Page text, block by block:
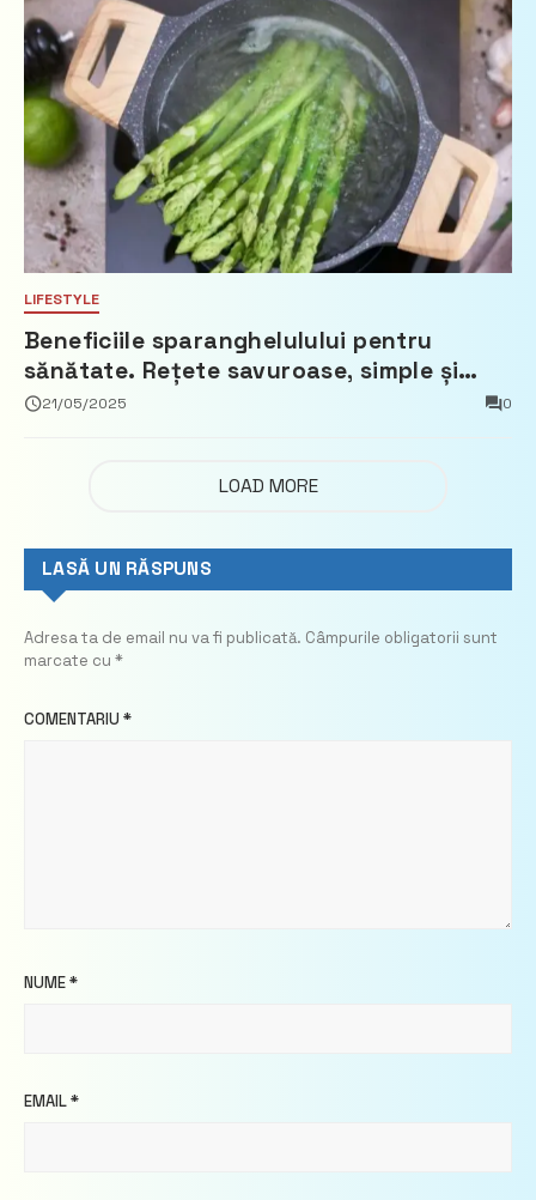
LIFESTYLE
Beneficiile sparanghelulului pentru
sănătate. Rețete savuroase, simple și
ușor de pregătit
21/05/2025 0
LOAD MORE
LASĂ UN RĂSPUNS
Adresa ta de email nu va fi publicată. Câmpurile obligatorii sunt
marcate cu *
COMENTARIU *
NUME*
EMAIL*